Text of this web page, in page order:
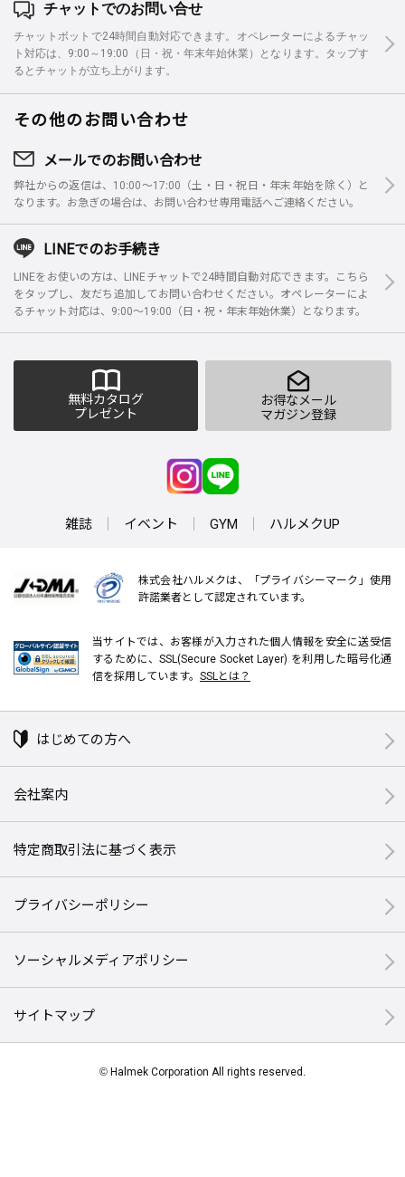
チャットでのお問い合せ
チャットボットで24時間自動対応できます。オペレーターによるチャッ
ト対応は、9:00～19:00（日・祝・年末年始休業）となります。タップす
るとチャットが立ち上がります。
その他のお問い合わせ
メールでのお問い合わせ
弊社からの返信は、10:00～17:00（土・日・祝日・年末年始を除く）と
なります。お急ぎの場合は、お問い合わせ専用電話へご連絡ください。
LINEでのお手続き
LINEをお使いの方は、LINEチャットで24時間自動対応できます。こちら
をタップし、友だち追加してお問い合わせください。オペレーターによ
るチャット対応は、9:00～19:00（日・祝・年末年始休業）となります。
無料カタログ
プレゼント
お得なメール
マガジン登録
雑誌 イベント GYM ハルメクUP
株式会社ハルメクは、「プライバシーマーク」使用
許諾業者として認定されています。
当サイトでは、お客様が入力された個人情報を安全に送受信
するために、SSL(Secure Socket Layer) を利用した暗号化通
信を採用しています。 SSLとは？
はじめての方へ
会社案内
特定商取引法に基づく表示
プライバシーポリシー
ソーシャルメディアポリシー
サイトマップ
© Halmek Corporation All rights reserved.